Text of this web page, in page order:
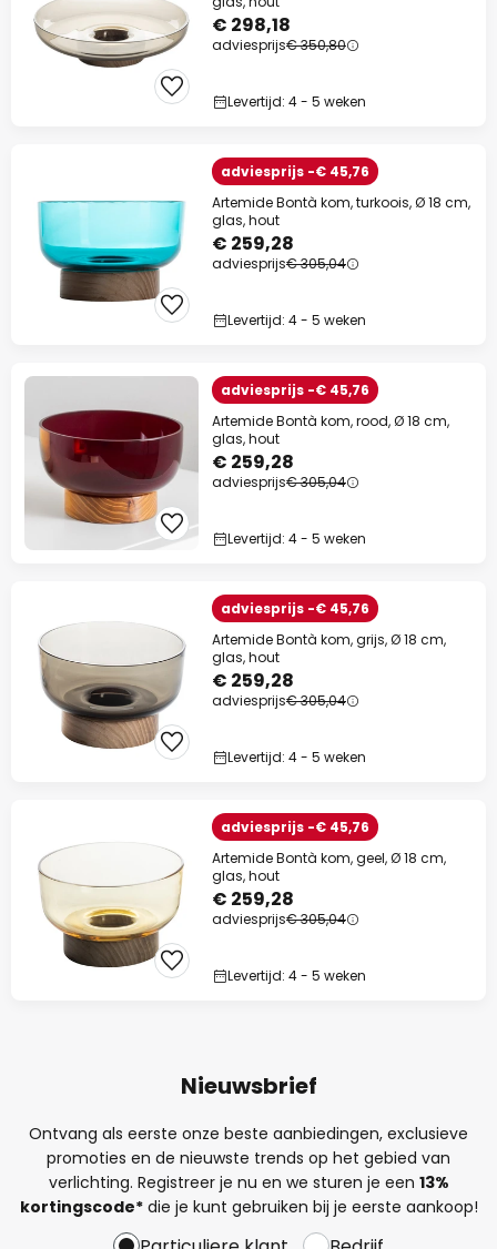
€ 298,18
adviesprijs€ 350,80
Levertijd: 4 - 5 weken
adviesprijs -€ 45,76
Artemide Bontà kom, turkoois, Ø 18 cm,
glas, hout
€ 259,28
adviesprijs€ 305,04
Levertijd: 4 - 5 weken
adviesprijs -€ 45,76
Artemide Bontà kom, rood, Ø 18 cm,
glas, hout
€ 259,28
adviesprijs€ 305,04
Levertijd: 4 - 5 weken
adviesprijs -€ 45,76
Artemide Bontà kom, grijs, Ø 18 cm,
glas, hout
€ 259,28
adviesprijs€ 305,04
Levertijd: 4 - 5 weken
adviesprijs -€ 45,76
Artemide Bontà kom, geel, Ø 18 cm,
glas, hout
€ 259,28
adviesprijs€ 305,04
Levertijd: 4 - 5 weken
Nieuwsbrief
Ontvang als eerste onze beste aanbiedingen, exclusieve
promoties en de nieuwste trends op het gebied van
verlichting. Registreer je nu en we sturen je een 13%
kortingscode*die je kunt gebruiken bij je eerste aankoop!